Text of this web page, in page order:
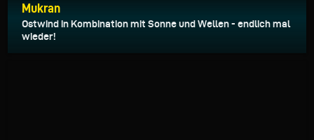
Mukran
Ostwind in Kombination mit Sonne und Wellen - endlich mal
wieder!